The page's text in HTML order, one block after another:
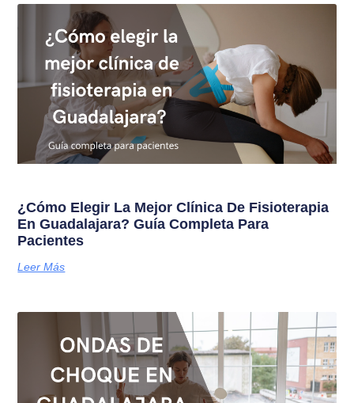
¿Cómo Elegir La Mejor Clínica De Fisioterapia
En Guadalajara? Guía Completa Para
Pacientes
Leer Más